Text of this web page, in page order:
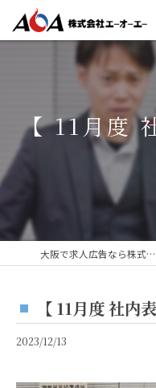
【 11月度
大阪で求人広告なら株式会社AOA
【 11月度 社内
2023/12/13